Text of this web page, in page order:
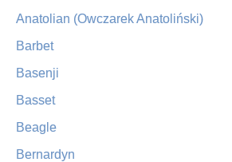
Anatolian (Owczarek Anatoliński)
Barbet
Basenji
Basset
Beagle
Bernardyn